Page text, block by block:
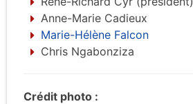
Anne-Marie Cadieux
Marie-Hélène Falcon
Chris Ngabonziza
Crédit photo :